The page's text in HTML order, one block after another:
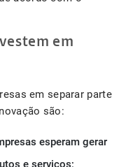
em
em separar parte
são:
esperam gerar
e serviços;